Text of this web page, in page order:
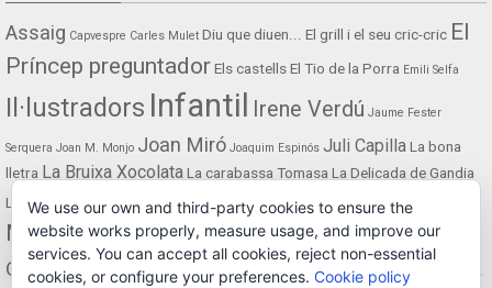
Assaig Capvespre Carles Mulet Diu que diuen... El grill i el seu cric-cric El
Príncep preguntadorEls castellsEl Tio de la Porra Emili Selfa
Il·lustradors Infantil Irene Verdú Jaume Fester
Serquera Joan M. Monjo Joan Miró Joaquim Espinós Juli CapillaLa bona
lletra La Bruixa XocolataLa carabassa TomasaLa Delicada de Gandia
La Lluna La presó del cel Manola RoigMaria Martínez Mercè Climent
Mythos Mário de Sá-CarneiroNarrativa Noèlia Conca
Ovidianes Per sempre Pilar Gregori Què cap en el cap Rafael Chirbes
Rara
We use our own and third-party cookies to ensure the
website works properly, measure usage, and improve our
services. You can accept all cookies, reject non-essential
cookies, or configure your preferences. Cookie policy